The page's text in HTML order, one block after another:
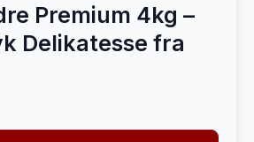
Premium 4kg –
Delikatesse fra